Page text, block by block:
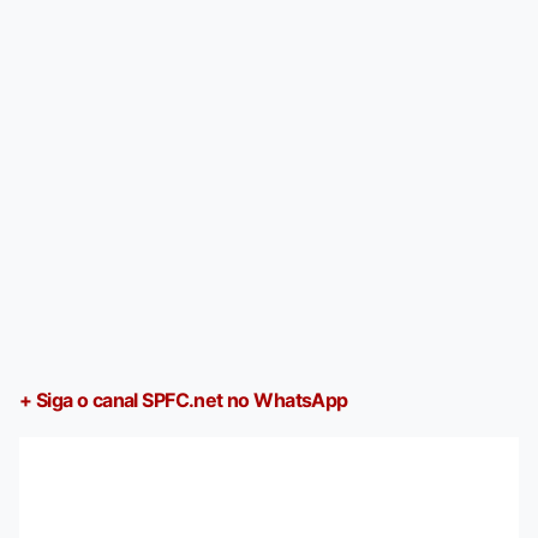
+ Siga o canal SPFC.net no WhatsApp